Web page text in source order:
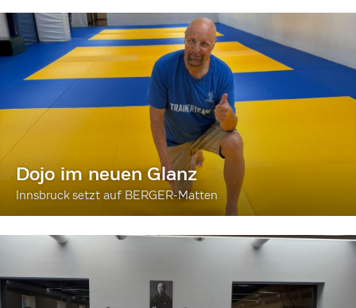
Dojo im neuen Glanz
Innsbruck setzt auf BERGER-Matten